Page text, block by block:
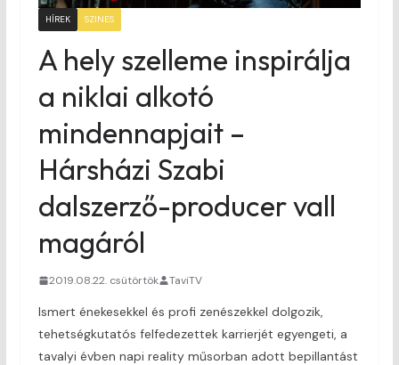
HÍREK SZINES
A hely szelleme inspirálja
a niklai alkotó
mindennapjait –
Hársházi Szabi
dalszerző-producer vall
magáról
2019.08.22. csütörtök TaviTV
Ismert énekesekkel és profi zenészekkel dolgozik,
tehetségkutatós felfedezettek karrierjét egyengeti, a
tavalyi évben napi reality műsorban adott bepillantást